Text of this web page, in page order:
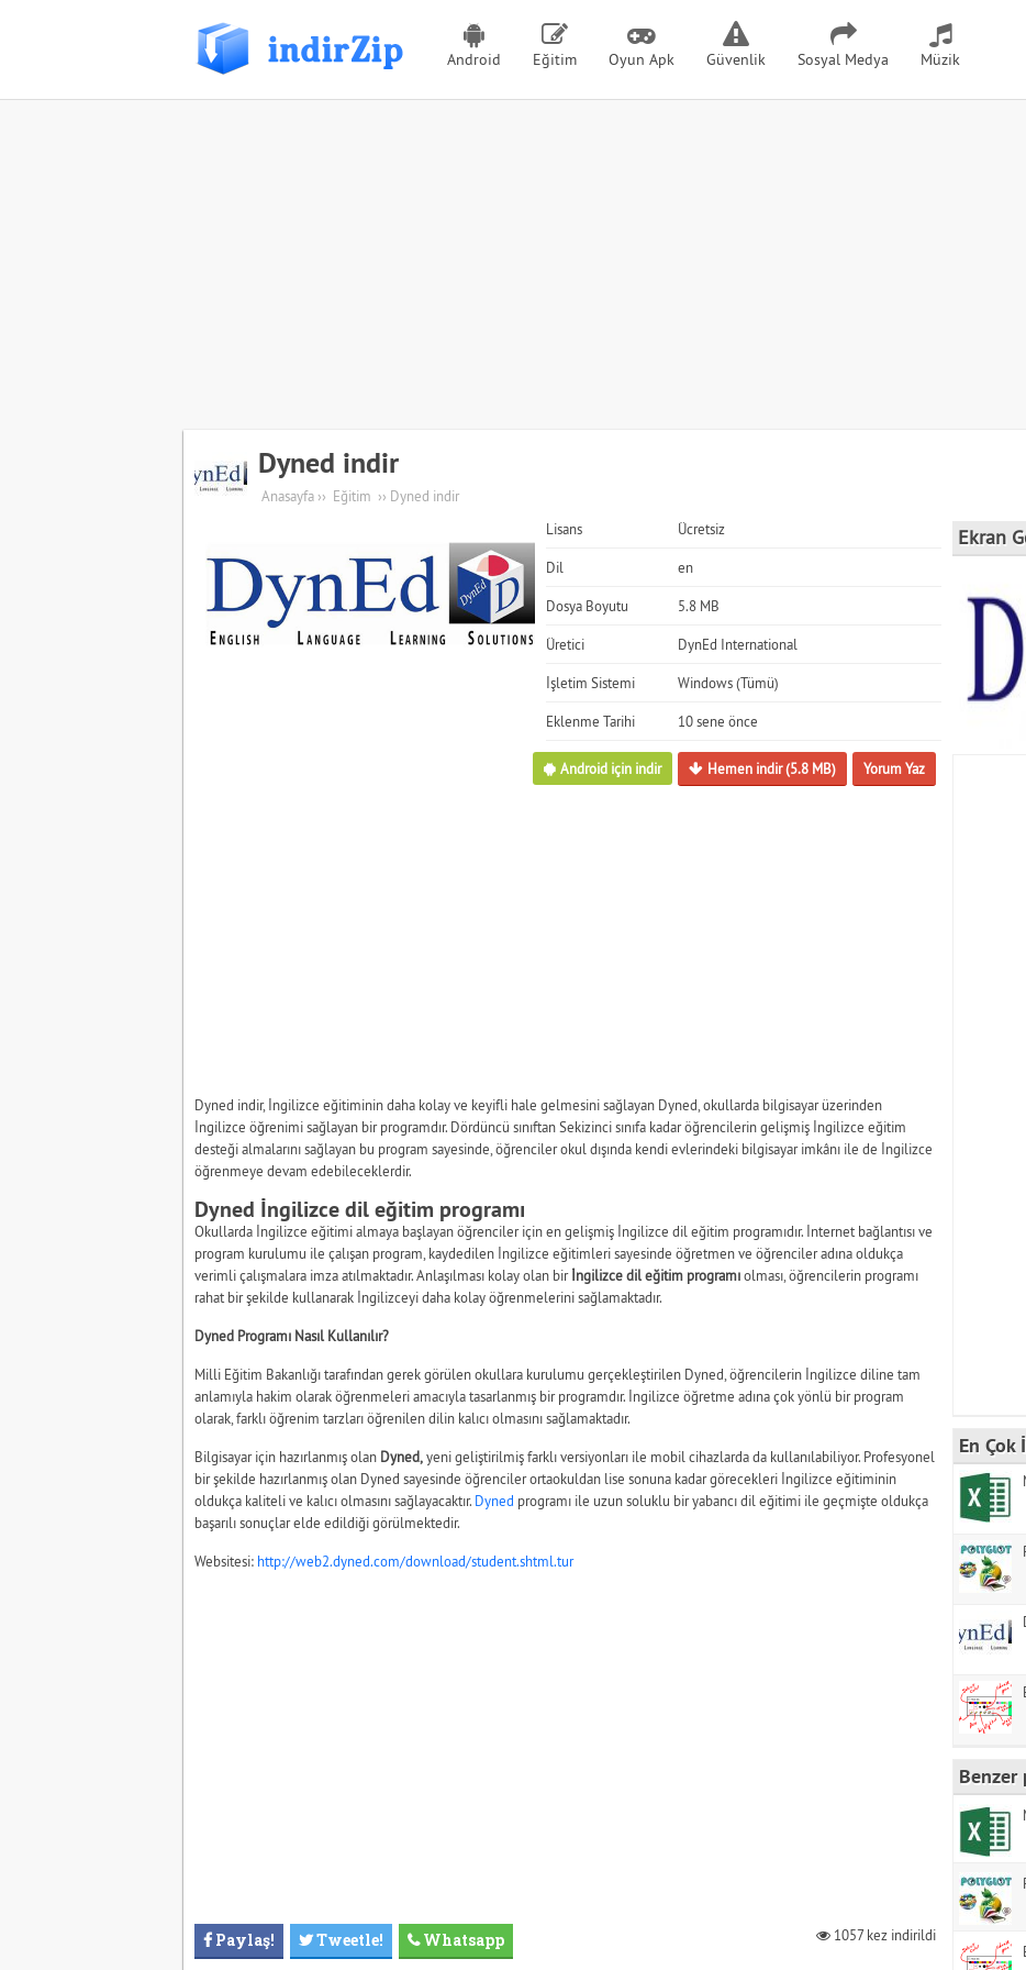
Android Eğitim Oyun Apk Güvenlik Sosyal Medya Müzik
Dyned indir
Anasayfa ›› Eğitim ›› Dyned indir
Lisans
Ücretsiz
Dil en
Dosya Boyutu 5.8 MB
Üretici DynEd International
İşletim Sistemi Windows (Tümü)
Eklenme Tarihi 10 sene önce
Yorum Yaz
Hemen indir (5.8 MB)
Android için indir
Dyned indir, İngilizce eğitiminin daha kolay ve keyifli hale gelmesini sağlayan Dyned, okullarda bilgisayar üzerinden
İngilizce öğrenimi sağlayan bir programdır. Dördüncü sınıftan Sekizinci sınıfa kadar öğrencilerin gelişmiş İngilizce eğitim
desteği almalarını sağlayan bu program sayesinde, öğrenciler okul dışında kendi evlerindeki bilgisayar imkânı ile de İngilizce
öğrenmeye devam edebileceklerdir.
Dyned İngilizce dil eğitim programı
Okullarda İngilizce eğitimi almaya başlayan öğrenciler için en gelişmiş İngilizce dil eğitim programıdır. İnternet bağlantısı ve
program kurulumu ile çalışan program, kaydedilen İngilizce eğitimleri sayesinde öğretmen ve öğrenciler adına oldukça
verimli çalışmalara imza atılmaktadır. Anlaşılması kolay olan birİngilizce dil eğitim programıolması, öğrencilerin programı
rahat bir şekilde kullanarak İngilizceyi daha kolay öğrenmelerini sağlamaktadır.
Dyned Programı Nasıl Kullanılır?
Milli Eğitim Bakanlığı tarafından gerek görülen okullara kurulumu gerçekleştirilen Dyned, öğrencilerin İngilizce diline tam
anlamıyla hakim olarak öğrenmeleri amacıyla tasarlanmış bir programdır. İngilizce öğretme adına çok yönlü bir program
olarak, farklı öğrenim tarzları öğrenilen dilin kalıcı olmasını sağlamaktadır.
Bilgisayar için hazırlanmış olan Dyned,yeni geliştirilmiş farklı versiyonları ile mobil cihazlarda da kullanılabiliyor. Profesyonel
bir şekilde hazırlanmış olan Dyned sayesinde öğrenciler ortaokuldan lise sonuna kadar görecekleri İngilizce eğitiminin
oldukça kaliteli ve kalıcı olmasını sağlayacaktır. Dyned programı ile uzun soluklu bir yabancı dil eğitimi ile geçmişte oldukça
başarılı sonuçlar elde edildiği görülmektedir.
Websitesi: http://web2.dyned.com/download/student.shtml.tur
Paylaş! Tweetle! Whatsapp 1057 kez indirildi
Ekran
En
Benzer